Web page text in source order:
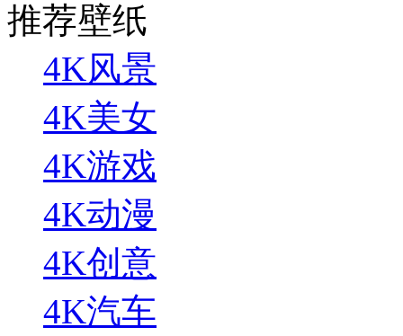
推荐壁纸
4K风景
4K美女
4K游戏
4K动漫
4K创意
4K汽车